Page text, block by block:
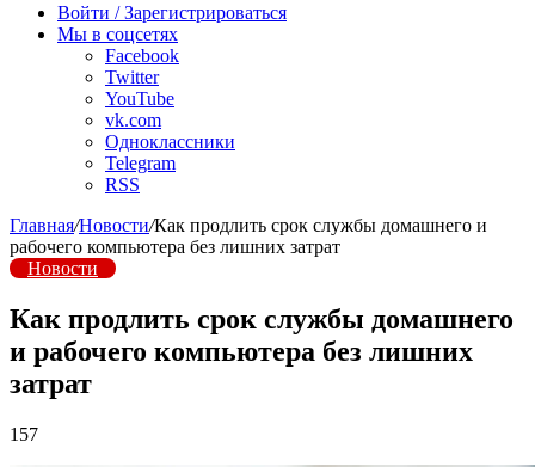
радио
Войти / Зарегистрироваться
Мы в соцсетях
Facebook
Twitter
YouTube
vk.com
Одноклассники
Telegram
RSS
Главная/Новости/Как продлить срок службы домашнего и
рабочего компьютера без лишних затрат
Новости
Как продлить срок службы домашнего
и рабочего компьютера без лишних
затрат
157